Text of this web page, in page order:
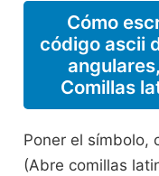
Cómo
código ascii
Comillas
Poner el símbolo,
(Abre comillas